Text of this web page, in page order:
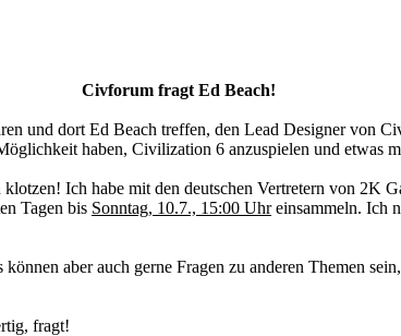
Civforum fragt Ed Beach!
und dort Ed Beach treffen, den Lead Designer
haben, Civilization 6 anzuspielen und etwas
Ich habe mit den deutschen Vertretern von 2K
Tagen bis Sonntag, 10.7., 15:00 Uhreinsammeln. Ich
aber auch gerne Fragen zu anderen Themen
fragt!